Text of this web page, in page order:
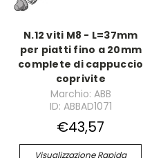
N.12 viti M8 - L=37mm
per piatti fino a 20mm
complete di cappuccio
coprivite
Marchio: ABB
ID: ABBAD1071
€43,57
Visualizzazione Rapida